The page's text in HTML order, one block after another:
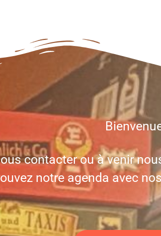
contacter ou à venir
notre agenda avec